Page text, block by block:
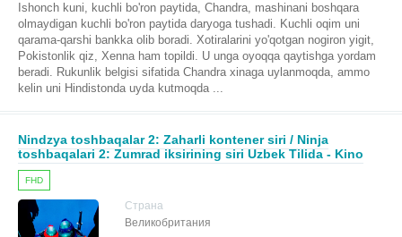
Ishonch kuni, kuchli bo'ron paytida, Chandra, mashinani boshqara
olmaydigan kuchli bo'ron paytida daryoga tushadi. Kuchli oqim uni
qarama-qarshi bankka olib boradi. Xotiralarini yo'qotgan nogiron yigit,
Pokistonlik qiz, Xenna ham topildi. U unga oyoqqa qaytishga yordam
beradi. Rukunlik belgisi sifatida Chandra xinaga uylanmoqda, ammo
kelin uni Hindistonda uyda kutmoqda ...
Nindzya toshbaqalar 2: Zaharli kontener siri / Ninja
toshbaqalari 2: Zumrad iksirining siri Uzbek Tilida - Kino
FHD
Страна
Великобритания